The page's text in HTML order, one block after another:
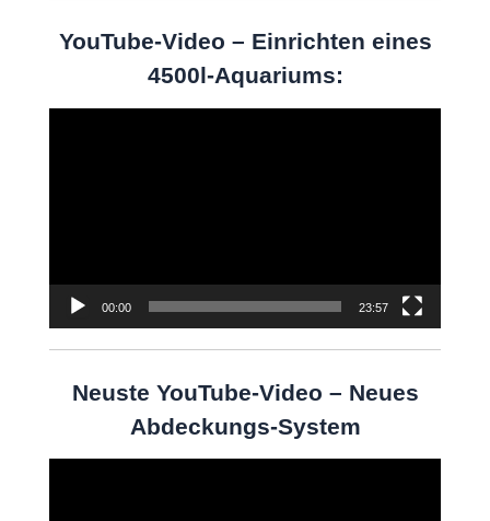
YouTube-Video – Einrichten eines
4500l-Aquariums:
00:00 23:57
Neuste YouTube-Video – Neues
Abdeckungs-System